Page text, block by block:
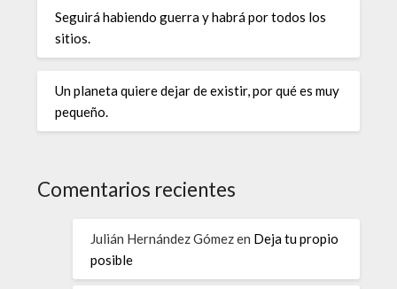
Seguirá habiendo guerra y habrá por todos los
sitios.
Un planeta quiere dejar de existir, por qué es muy
pequeño.
Comentarios recientes
Julián Hernández Gómezen Deja tu propio
posible